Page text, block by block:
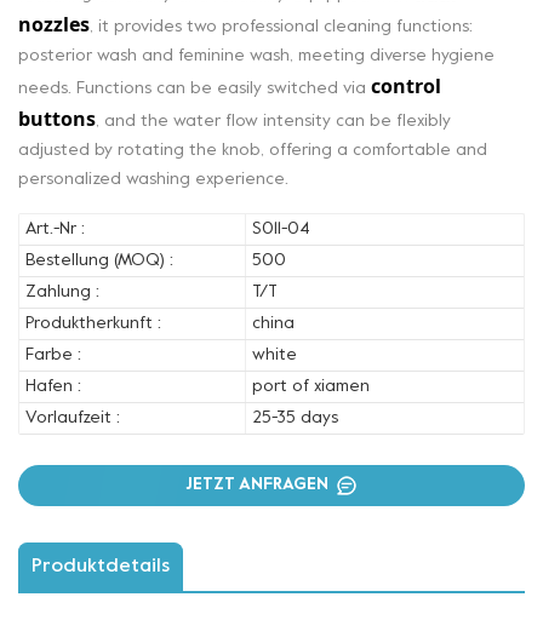
nozzles , it provides two professional cleaning functions:
posterior wash and feminine wash, meeting diverse hygiene
needs. Functions can be easily switched via control
buttons , and the water flow intensity can be flexibly
adjusted by rotating the knob, offering a comfortable and
personalized washing experience.
Art.-Nr :
S011-04
Bestellung (MOQ) :
500
Zahlung :
T/T
Produktherkunft :
china
Farbe :
white
Hafen :
port of xiamen
Vorlaufzeit :
25-35 days
JETZT ANFRAGEN
Produktdetails